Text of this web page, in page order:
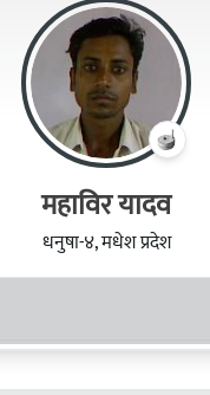
महाविर यादव
धनुषा-४, मधेश प्रदेश